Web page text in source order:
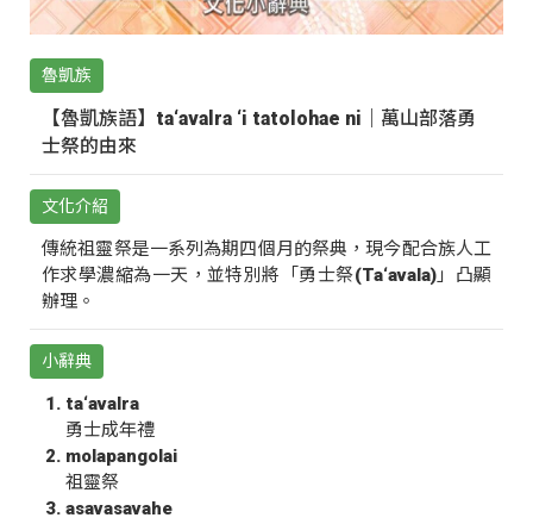
魯凱族
【魯凱族語】ta‘avalra ‘i tatolohae ni｜萬山部落勇
士祭的由來
文化介紹
傳統祖靈祭是一系列為期四個月的祭典，現今配合族人工
作求學濃縮為一天，並特別將「勇士祭(Ta‘avala)」凸顯
辦理。
小辭典
ta‘avalra
勇士成年禮
molapangolai
祖靈祭
asavasavahe